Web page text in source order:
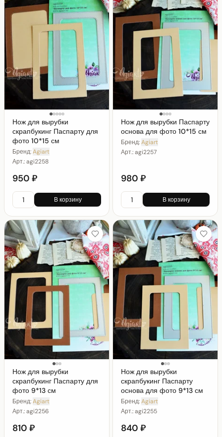
Нож для вырубки
скрапбукинг Паспарту для
фото 10*15 см
Бренд:Agiart
Арт.:agi2258
950 ₽
В корзину
Нож для вырубки Паспарту
основа для фото 10*15 см
Бренд:Agiart
Арт.:agi2257
980 ₽
В корзину
Нож для вырубки
скрапбукинг Паспарту для
фото 9*13 см
Бренд:Agiart
Арт.:agi2256
810 ₽
Нож для вырубки
скрапбукинг Паспарту
основа для фото 9*13 см
Бренд:Agiart
Арт.:agi2255
840 ₽